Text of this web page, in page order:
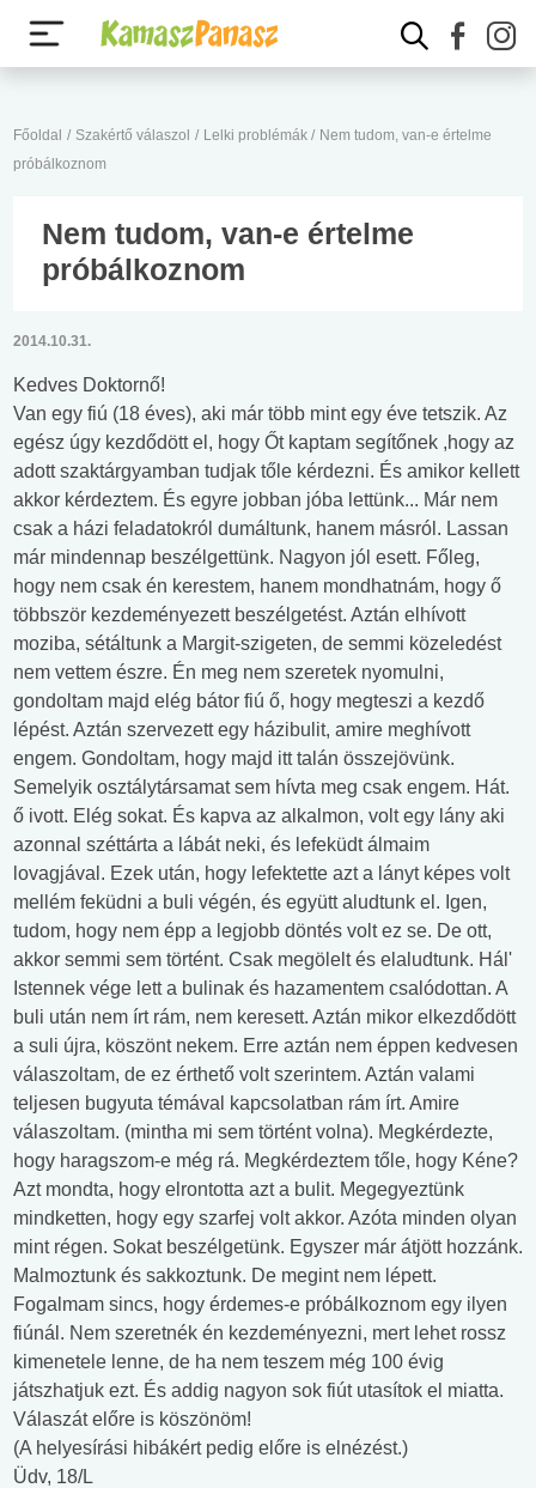
Főoldal / Szakértő válaszol / Lelki problémák / Nem tudom, van-e értelme
próbálkoznom
Nem tudom, van-e értelme
próbálkoznom
2014.10.31.
Kedves Doktornő!
Van egy fiú (18 éves), aki már több mint egy éve tetszik. Az
egész úgy kezdődött el, hogy Őt kaptam segítőnek ,hogy az
adott szaktárgyamban tudjak tőle kérdezni. És amikor kellett
akkor kérdeztem. És egyre jobban jóba lettünk... Már nem
csak a házi feladatokról dumáltunk, hanem másról. Lassan
már mindennap beszélgettünk. Nagyon jól esett. Főleg,
hogy nem csak én kerestem, hanem mondhatnám, hogy ő
többször kezdeményezett beszélgetést. Aztán elhívott
moziba, sétáltunk a Margit-szigeten, de semmi közeledést
nem vettem észre. Én meg nem szeretek nyomulni,
gondoltam majd elég bátor fiú ő, hogy megteszi a kezdő
lépést. Aztán szervezett egy házibulit, amire meghívott
engem. Gondoltam, hogy majd itt talán összejövünk.
Semelyik osztálytársamat sem hívta meg csak engem. Hát.
ő ivott. Elég sokat. És kapva az alkalmon, volt egy lány aki
azonnal széttárta a lábát neki, és lefeküdt álmaim
lovagjával. Ezek után, hogy lefektette azt a lányt képes volt
mellém feküdni a buli végén, és együtt aludtunk el. Igen,
tudom, hogy nem épp a legjobb döntés volt ez se. De ott,
akkor semmi sem történt. Csak megölelt és elaludtunk. Hál'
Istennek vége lett a bulinak és hazamentem csalódottan. A
buli után nem írt rám, nem keresett. Aztán mikor elkezdődött
a suli újra, köszönt nekem. Erre aztán nem éppen kedvesen
válaszoltam, de ez érthető volt szerintem. Aztán valami
teljesen bugyuta témával kapcsolatban rám írt. Amire
válaszoltam. (mintha mi sem történt volna). Megkérdezte,
hogy haragszom-e még rá. Megkérdeztem tőle, hogy Kéne?
Azt mondta, hogy elrontotta azt a bulit. Megegyeztünk
mindketten, hogy egy szarfej volt akkor. Azóta minden olyan
mint régen. Sokat beszélgetünk. Egyszer már átjött hozzánk.
Malmoztunk és sakkoztunk. De megint nem lépett.
Fogalmam sincs, hogy érdemes-e próbálkoznom egy ilyen
fiúnál. Nem szeretnék én kezdeményezni, mert lehet rossz
kimenetele lenne, de ha nem teszem még 100 évig
játszhatjuk ezt. És addig nagyon sok fiút utasítok el miatta.
Válaszát előre is köszönöm!
(A helyesírási hibákért pedig előre is elnézést.)
Üdv, 18/L